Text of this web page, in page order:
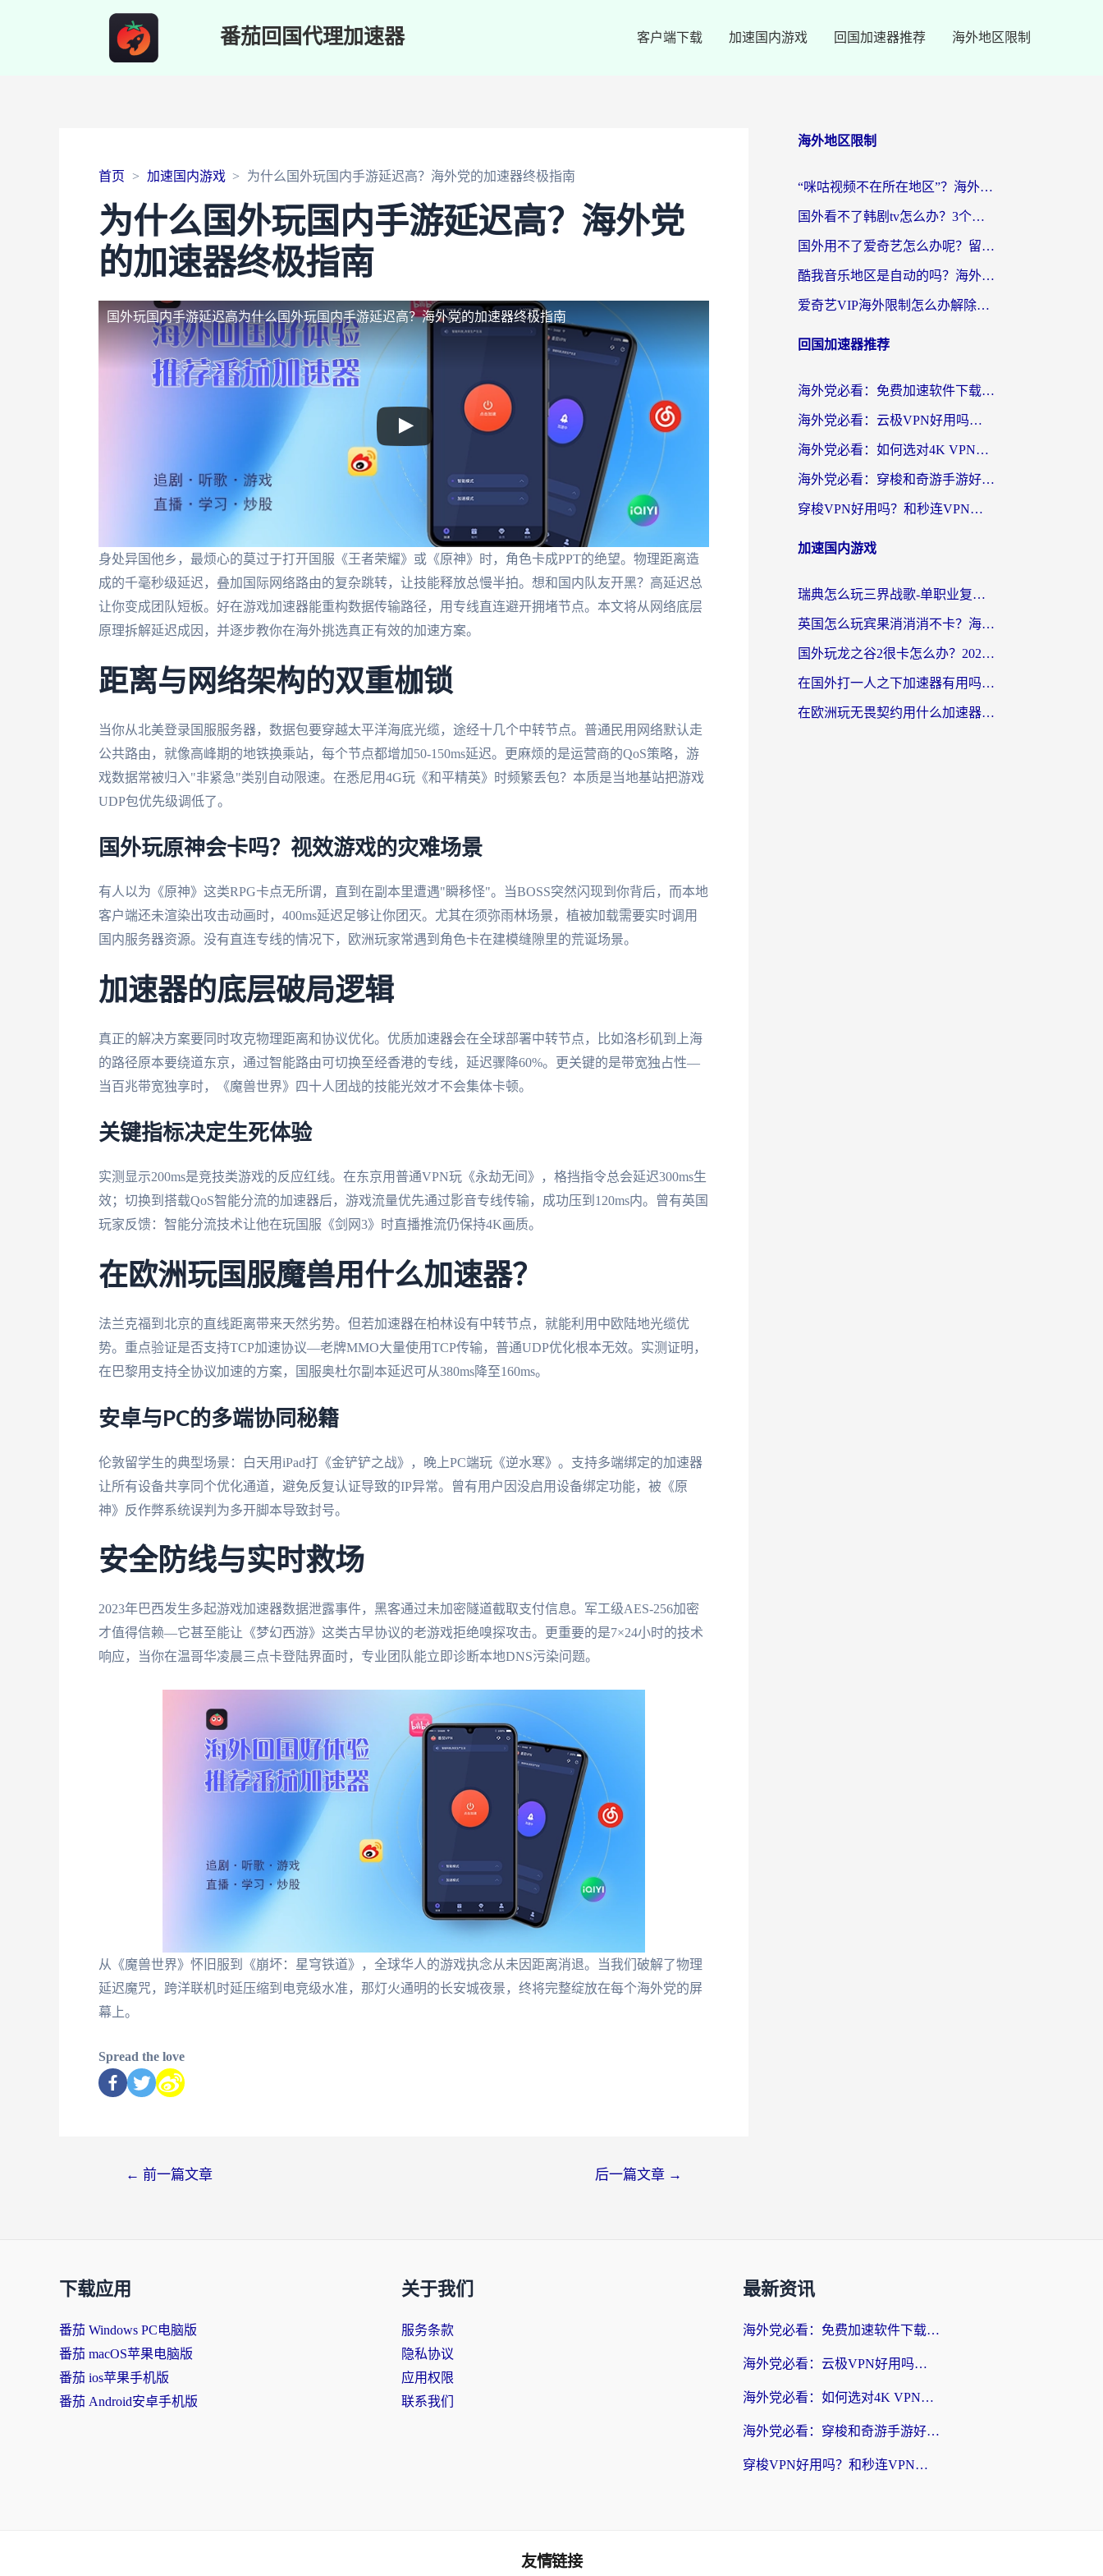
番茄回国代理加速器 客户端下载 加速国内游戏 回国加速器推荐 海外地区限制
首页 加速国内游戏 为什么国外玩国内手游延迟高？海外党的加速器终极指南
为什么国外玩国内手游延迟高？海外党
的加速器终极指南
国外玩国内手游延迟高为什么国外玩国内手游延迟高？海外党的加速器终极指南
身处异国他乡，最烦心的莫过于打开国服《王者荣耀》或《原神》时，角色卡成PPT的绝望。物理距离造
成的千毫秒级延迟，叠加国际网络路由的复杂跳转，让技能释放总慢半拍。想和国内队友开黑？高延迟总
让你变成团队短板。好在游戏加速器能重构数据传输路径，用专线直连避开拥堵节点。本文将从网络底层
原理拆解延迟成因，并逐步教你在海外挑选真正有效的加速方案。
距离与网络架构的双重枷锁
当你从北美登录国服服务器，数据包要穿越太平洋海底光缆，途经十几个中转节点。普通民用网络默认走
公共路由，就像高峰期的地铁换乘站，每个节点都增加50-150ms延迟。更麻烦的是运营商的QoS策略，游
戏数据常被归入"非紧急"类别自动限速。在悉尼用4G玩《和平精英》时频繁丢包？本质是当地基站把游戏
UDP包优先级调低了。
国外玩原神会卡吗？视效游戏的灾难场景
有人以为《原神》这类RPG卡点无所谓，直到在副本里遭遇"瞬移怪"。当BOSS突然闪现到你背后，而本地
客户端还未渲染出攻击动画时，400ms延迟足够让你团灭。尤其在须弥雨林场景，植被加载需要实时调用
国内服务器资源。没有直连专线的情况下，欧洲玩家常遇到角色卡在建模缝隙里的荒诞场景。
加速器的底层破局逻辑
真正的解决方案要同时攻克物理距离和协议优化。优质加速器会在全球部署中转节点，比如洛杉矶到上海
的路径原本要绕道东京，通过智能路由可切换至经香港的专线，延迟骤降60%。更关键的是带宽独占性—
当百兆带宽独享时，《魔兽世界》四十人团战的技能光效才不会集体卡顿。
关键指标决定生死体验
实测显示200ms是竞技类游戏的反应红线。在东京用普通VPN玩《永劫无间》，格挡指令总会延迟300ms生
效；切换到搭载QoS智能分流的加速器后，游戏流量优先通过影音专线传输，成功压到120ms内。曾有英国
玩家反馈：智能分流技术让他在玩国服《剑网3》时直播推流仍保持4K画质。
在欧洲玩国服魔兽用什么加速器？
法兰克福到北京的直线距离带来天然劣势。但若加速器在柏林设有中转节点，就能利用中欧陆地光缆优
势。重点验证是否支持TCP加速协议—老牌MMO大量使用TCP传输，普通UDP优化根本无效。实测证明，
在巴黎用支持全协议加速的方案，国服奥杜尔副本延迟可从380ms降至160ms。
安卓与PC的多端协同秘籍
伦敦留学生的典型场景：白天用iPad打《金铲铲之战》，晚上PC端玩《逆水寒》。支持多端绑定的加速器
让所有设备共享同个优化通道，避免反复认证导致的IP异常。曾有用户因没启用设备绑定功能，被《原
神》反作弊系统误判为多开脚本导致封号。
安全防线与实时救场
2023年巴西发生多起游戏加速器数据泄露事件，黑客通过未加密隧道截取支付信息。军工级AES-256加密
才值得信赖—它甚至能让《梦幻西游》这类古早协议的老游戏拒绝嗅探攻击。更重要的是7×24小时的技术
响应，当你在温哥华凌晨三点卡登陆界面时，专业团队能立即诊断本地DNS污染问题。
从《魔兽世界》怀旧服到《崩坏：星穹铁道》，全球华人的游戏执念从未因距离消退。当我们破解了物理
延迟魔咒，跨洋联机时延压缩到电竞级水准，那灯火通明的长安城夜景，终将完整绽放在每个海外党的屏
幕上。
Spread the love
← 前一篇文章 后一篇文章 →
海外地区限制
“咪咕视频不在所在地区”？海外党追剧看片、炒股的救星来了！
国外看不了韩剧tv怎么办？3个实用技巧解决海外追剧难题（附书旗小说&社保查询攻略）
国外用不了爱奇艺怎么办呢？留学生亲测有效的回国加速方案
酷我音乐地区是自动的吗？海外党听国内音乐看视频的真实解决方案
爱奇艺VIP海外限制怎么办解除？海外党追剧看片的终极解决方案
回国加速器推荐
海外党必看：免费加速软件下载指南——无缝访问国内资源的正确打开方式
海外党必看：云极VPN好用吗？和旋风VPN对比哪个回国效果更好？附真实体验+选择攻略
海外党必看：如何选对4K VPN，无缝刷国内剧听网易云？
海外党必看：穿梭和奇游手游好用吗？3步选对回国加速器，流畅看CCTV5海外直播
穿梭VPN好用吗？和秒连VPN对比哪个回国效果更好？海外党亲测实用指南
加速国内游戏
瑞典怎么玩三界战歌-单职业复古传奇手游？海外党国服游戏加速终极指南
英国怎么玩宾果消消消不卡？海外党国服游戏加速终极攻略（附守望第九大陆解决办法）
国外玩龙之谷2很卡怎么办？2026海外党必看的国服游戏加速全攻略
在国外打一人之下加速器有用吗？海外党国服游戏畅玩全攻略
在欧洲玩无畏契约用什么加速器好？2026海外党亲测有效指南
下载应用
番茄 Windows PC电脑版
番茄 macOS苹果电脑版
番茄 ios苹果手机版
番茄 Android安卓手机版
关于我们
服务条款
隐私协议
应用权限
联系我们
最新资讯
海外党必看：免费加速软件下载指南——无缝访问国内资源的正确打开方式
海外党必看：云极VPN好用吗？和旋风VPN对比哪个回国效果更好？附真实体验+选择攻略
海外党必看：如何选对4K VPN，无缝刷国内剧听网易云？
海外党必看：穿梭和奇游手游好用吗？3步选对回国加速器，流畅看CCTV5海外直播
穿梭VPN好用吗？和秒连VPN对比哪个回国效果更好？海外党亲测实用指南
友情链接